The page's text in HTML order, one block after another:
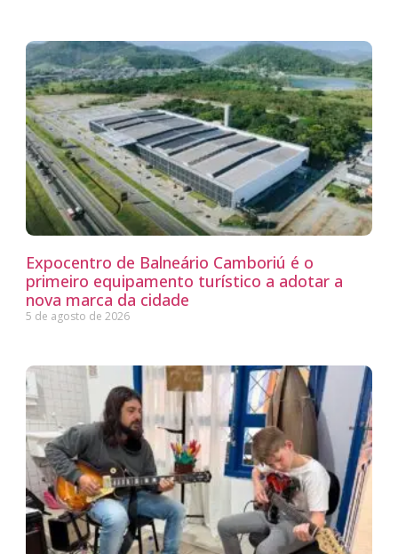
Expocentro de Balneário Camboriú é o
primeiro equipamento turístico a adotar a
nova marca da cidade
5 de agosto de 2026